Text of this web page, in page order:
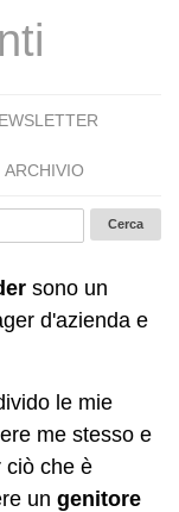
ARCHIVIO
sono un
d'azienda e
le mie
me stesso e
ciò che è
un genitore